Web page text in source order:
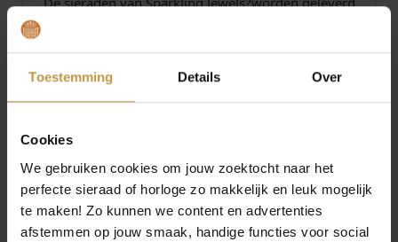
Toestemming Details Over
Cookies
We gebruiken cookies om jouw zoektocht naar het
perfecte sieraad of horloge zo makkelijk en leuk mogelijk
te maken! Zo kunnen we content en advertenties
afstemmen op jouw smaak, handige functies voor social
t
Juwelierswebshop.nl is officieel dealer van
Sparkling Jewels?sieraden.
Specificaties
Over Sparkling Jewels